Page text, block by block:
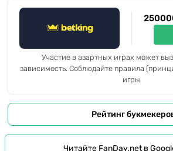
Участие в азартных играх может
зависимость. Соблюдайте правила
игры
Рейтинг
Читайте FanDay.net в